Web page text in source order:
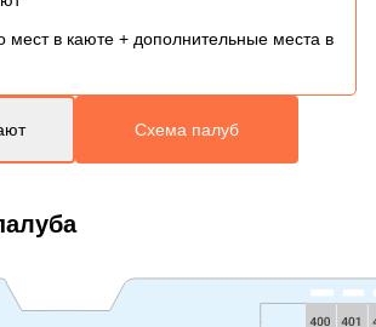
мест в каюте + дополнительные места в
Схема палуб